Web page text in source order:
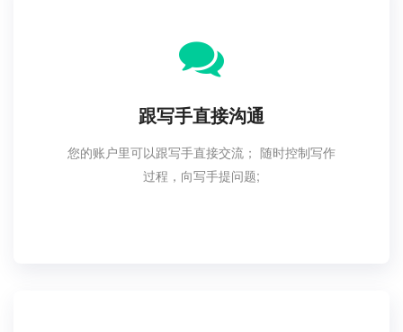
跟写手直接沟通
您的账户里可以跟写手直接交流； 随时控制写作
过程，向写手提问题;